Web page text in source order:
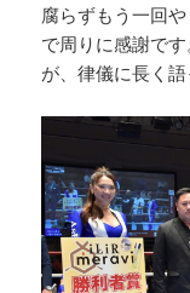
腐らずもう一回
で周りに感謝で
が、律儀に長く語